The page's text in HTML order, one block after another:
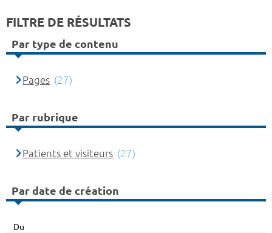
FILTRE DE RÉSULTATS
Par type de contenu
Pages (27)
Par rubrique
Patients et visiteurs (27)
Par date de création
Du